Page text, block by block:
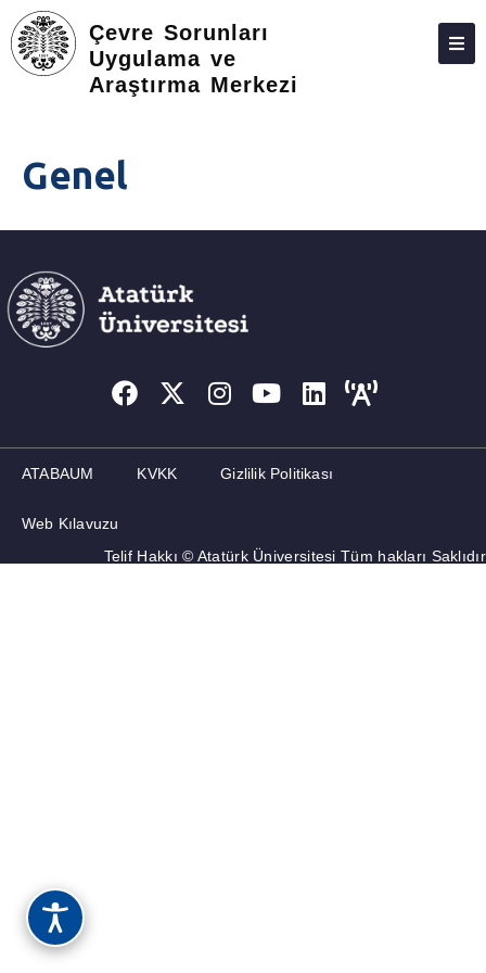
Çevre Sorunları
Uygulama ve
Araştırma Merkezi
HAKKIMIZDA
GENEL
İLETIŞIM
Genel
ATABAUM KVKK Gizlilik Politikası
Web Kılavuzu
Telif Hakkı © Atatürk Üniversitesi Tüm hakları Saklıdır